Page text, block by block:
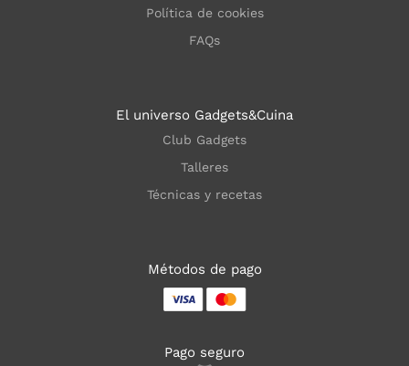
Política de cookies
FAQs
El universo Gadgets&Cuina
Club Gadgets
Talleres
Técnicas y recetas
Métodos de pago
Pago seguro